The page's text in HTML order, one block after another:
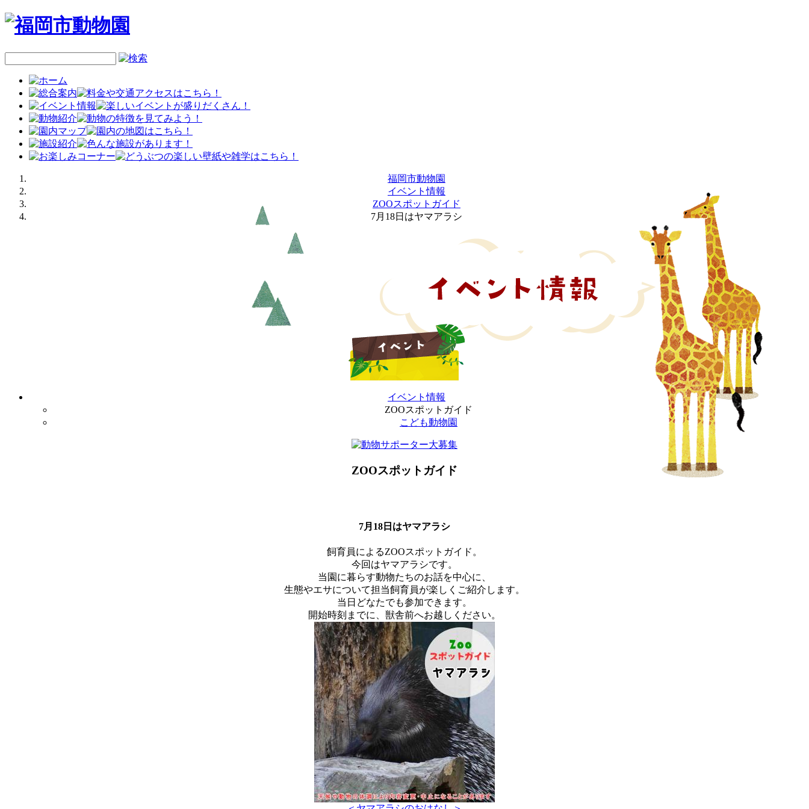
福岡市動物園
イベント情報
ZOOスポットガイド
7月18日はヤマアラシ
イベント情報
ZOOスポットガイド
こども動物園
ZOOスポットガイド
7月18日はヤマアラシ
飼育員によるZOOスポットガイド。
今回はヤマアラシです。
当園に暮らす動物たちのお話を中心に、
生態やエサについて担当飼育員が楽しくご紹介します。
当日どなたでも参加できます。
開始時刻までに、獣舎前へお越しください。